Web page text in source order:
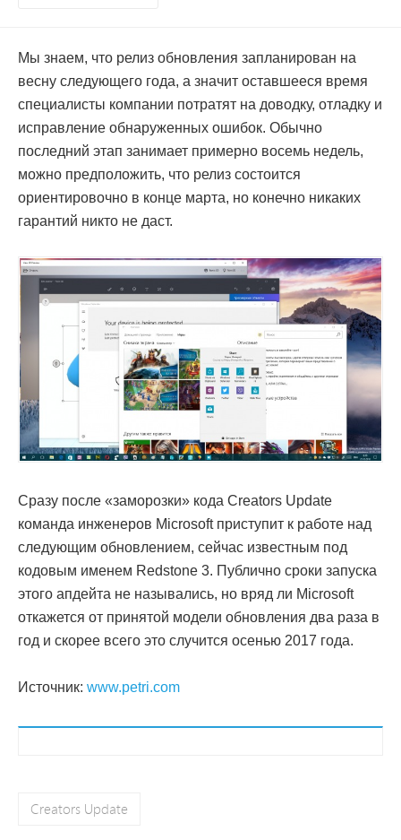
Мы знаем, что релиз обновления запланирован на
весну следующего года, а значит оставшееся время
специалисты компании потратят на доводку, отладку и
исправление обнаруженных ошибок. Обычно
последний этап занимает примерно восемь недель,
можно предположить, что релиз состоится
ориентировочно в конце марта, но конечно никаких
гарантий никто не даст.
Сразу после «заморозки» кода Creators Update
команда инженеров Microsoft приступит к работе над
следующим обновлением, сейчас известным под
кодовым именем Redstone 3. Публично сроки запуска
этого апдейта не назывались, но вряд ли Microsoft
откажется от принятой модели обновления два раза в
год и скорее всего это случится осенью 2017 года.
Источник: www.petri.com
Creators Update